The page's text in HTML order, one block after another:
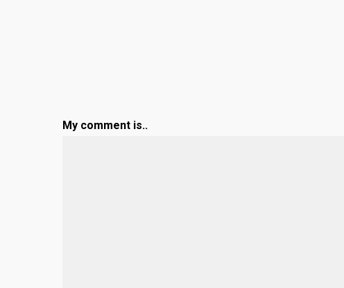
My comment is..